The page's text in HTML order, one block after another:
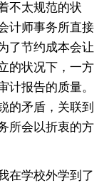
不太规范的状
计师事务所直接
了节约成本会让
的状况下，一方
计报告的质量。
的矛盾，关联到
所会以折衷的方
在学校外学到了